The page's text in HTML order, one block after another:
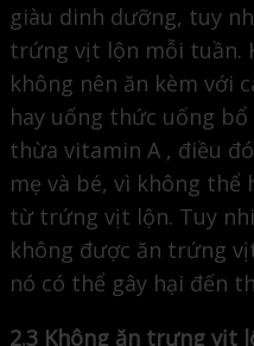
giàu dinh dưỡng, tuy
trứng vịt lộn mỗi tuần.
không nên ăn kèm với
hay uống thức uống
thừa vitamin A , điều
mẹ và bé, vì không
từ trứng vịt lộn. Tuy
không được ăn trứng
nó có thể gây hại đến
2.3 Không ăn trưng vịt